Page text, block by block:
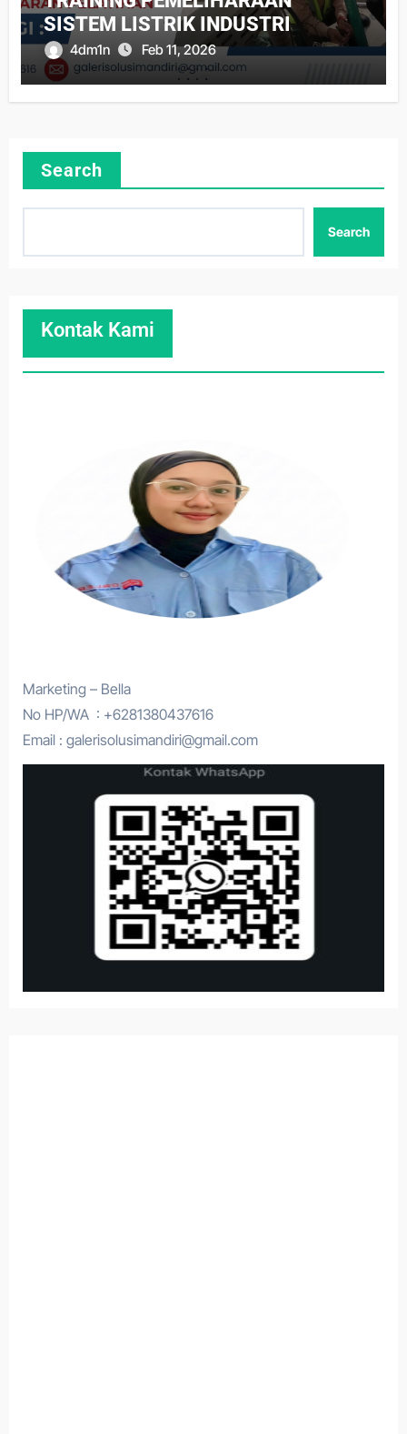
SISTEM LISTRIK INDUSTRI
4dm1n Feb 11, 2026
Search
Search
Kontak Kami
Marketing – Bella
No HP/WA : +6281380437616
Email : galerisolusimandiri@gmail.com